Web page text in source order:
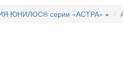
ЮНИЛОС® серии «АСТРА» »